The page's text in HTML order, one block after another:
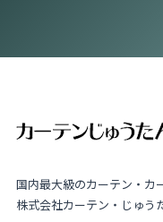
国内最大級のカーテン・カ
株式会社カーテン・じゅう